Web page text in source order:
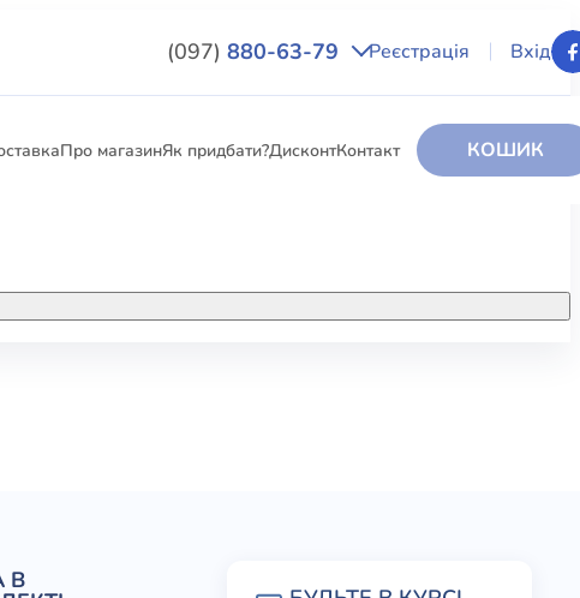
(097) 880-63-79 Реєстрація Вхід
Про магазинЯк придбати?ДисконтКонтакт КОШИК
КНИГИ
В